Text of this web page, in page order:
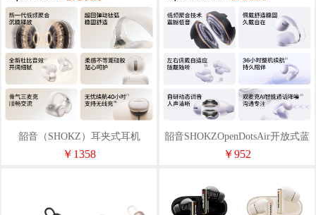
韶音（SHOKZ）耳夹式耳机
OpenDots2E320
￥1358
韶音SHOKZOpenDotsAir开放式蓝
牙耳机E210
￥952